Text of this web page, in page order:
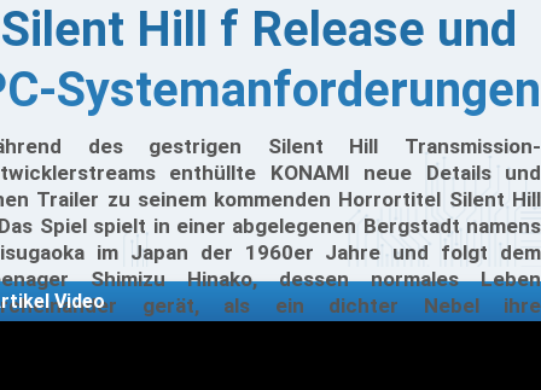
Silent Hill f Release und
Systemanforderungen
des gestrigen Silent Hill Transmission-
enthüllte KONAMI neue Details und
Trailer zu seinem kommenden Horrortitel Silent Hill
Spiel spielt in einer abgelegenen Bergstadt namens
im Japan der 1960er Jahre und folgt dem
Shimizu Hinako, dessen normales Leben
gerät, als ein dichter Nebel ihre
Video